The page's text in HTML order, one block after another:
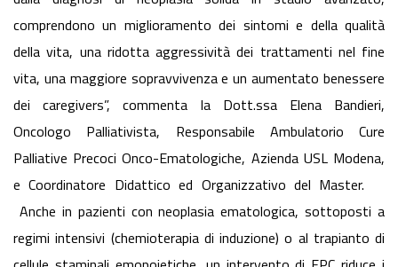
comprendono un miglioramento dei sintomi e della qualità
della vita, una ridotta aggressività dei trattamenti nel fine
vita, una maggiore sopravvivenza e un aumentato benessere
dei caregivers”, commenta la Dott.ssa Elena Bandieri,
Oncologo Palliativista, Responsabile Ambulatorio Cure
Palliative Precoci Onco-Ematologiche, Azienda USL Modena,
e Coordinatore Didattico ed Organizzativo del Master.
Anche in pazienti con neoplasia ematologica, sottoposti a
regimi intensivi (chemioterapia di induzione) o al trapianto di